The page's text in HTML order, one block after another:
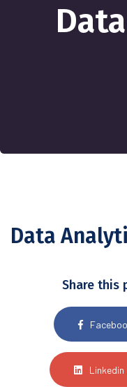
Data
Share this
Linkedin